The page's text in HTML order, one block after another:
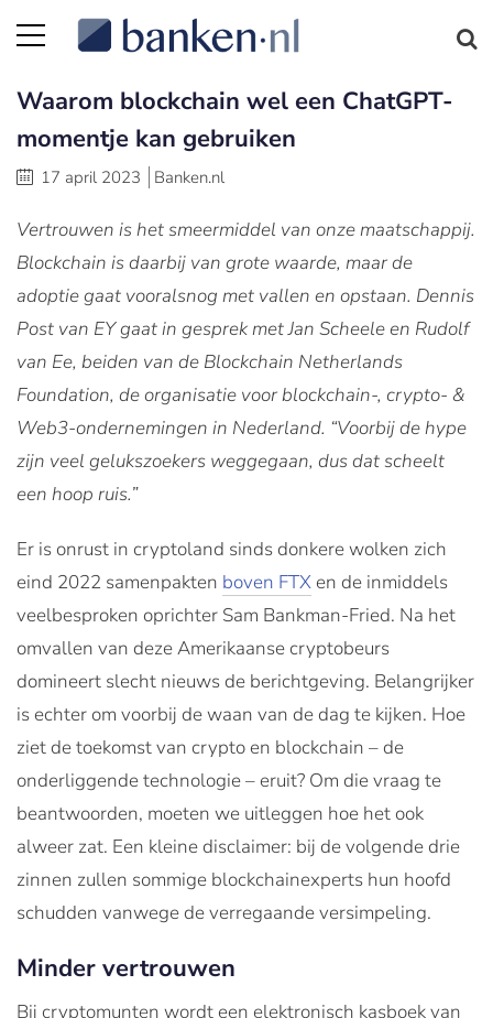
Waarom blockchain wel een ChatGPT-
momentje kan gebruiken
17 april 2023 Banken.nl
Vertrouwen is het smeermiddel van onze maatschappij.
Blockchain is daarbij van grote waarde, maar de
adoptie gaat vooralsnog met vallen en opstaan. Dennis
Post van EY gaat in gesprek met Jan Scheele en Rudolf
van Ee, beiden van de Blockchain Netherlands
Foundation, de organisatie voor blockchain-, crypto- &
Web3-ondernemingen in Nederland. “Voorbij de hype
zijn veel gelukszoekers weggegaan, dus dat scheelt
een hoop ruis.”
Er is onrust in cryptoland sinds donkere wolken zich
eind 2022 samenpakten boven FTX en de inmiddels
veelbesproken oprichter Sam Bankman-Fried. Na het
omvallen van deze Amerikaanse cryptobeurs
domineert slecht nieuws de berichtgeving. Belangrijker
is echter om voorbij de waan van de dag te kijken. Hoe
ziet de toekomst van crypto en­ blockchain – de
onderliggende technologie – eruit? Om die vraag te
beantwoorden, moeten we uitleggen hoe het ook
alweer zat. Een kleine disclaimer: bij de volgende drie
zinnen zullen sommige blockchainexperts hun hoofd
schudden vanwege de verregaande versimpeling.
Minder vertrouwen
Bij cryptomunten wordt een elektronisch kasboek van